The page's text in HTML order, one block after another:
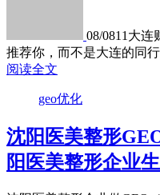
08/0811 大连
推荐你，而不是大连的同行
阅读全文
geo优化
沈阳医美整形
阳医美整形企业